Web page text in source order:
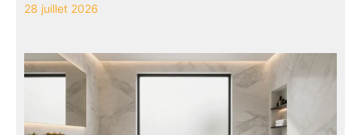
28 juillet 2026